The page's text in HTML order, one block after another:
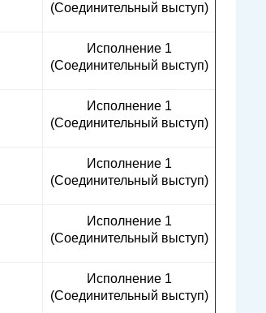
(Соединительный выступ)
Исполнение 1
(Соединительный выступ)
Исполнение 1
(Соединительный выступ)
Исполнение 1
(Соединительный выступ)
Исполнение 1
(Соединительный выступ)
Исполнение 1
(Соединительный выступ)